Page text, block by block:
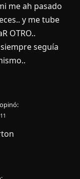
me ah pasado
y me tube
OTRO..
seguí­a
opinó: